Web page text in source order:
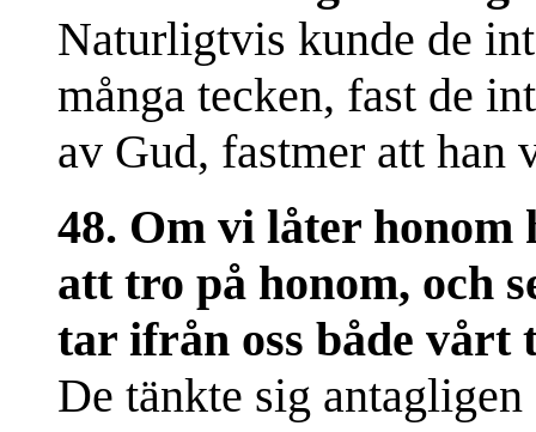
Naturligtvis kunde de
många tecken, fast de
av Gud, fastmer att han
48. Om vi låter honom
att tro på honom, och
tar ifrån oss både vårt
De tänkte sig